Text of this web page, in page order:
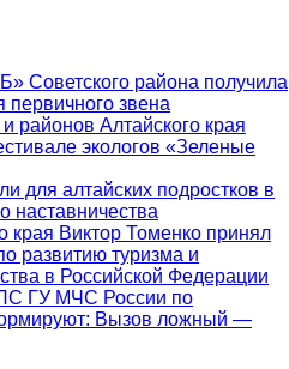
Советского района получила
звена
районов Алтайского края
экологов «Зеленые
для алтайских подростков в
наставничества
края Виктор Томенко принял
развитию туризма и
в Российской Федерации
ГУ МЧС России по
Вызов ложный —